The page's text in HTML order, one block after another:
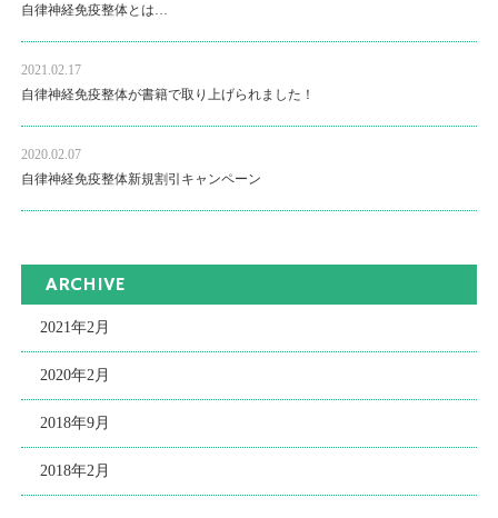
自律神経免疫整体とは…
2021.02.17
自律神経免疫整体が書籍で取り上げられました！
2020.02.07
自律神経免疫整体新規割引キャンペーン
ARCHIVE
2021年2月
2020年2月
2018年9月
2018年2月